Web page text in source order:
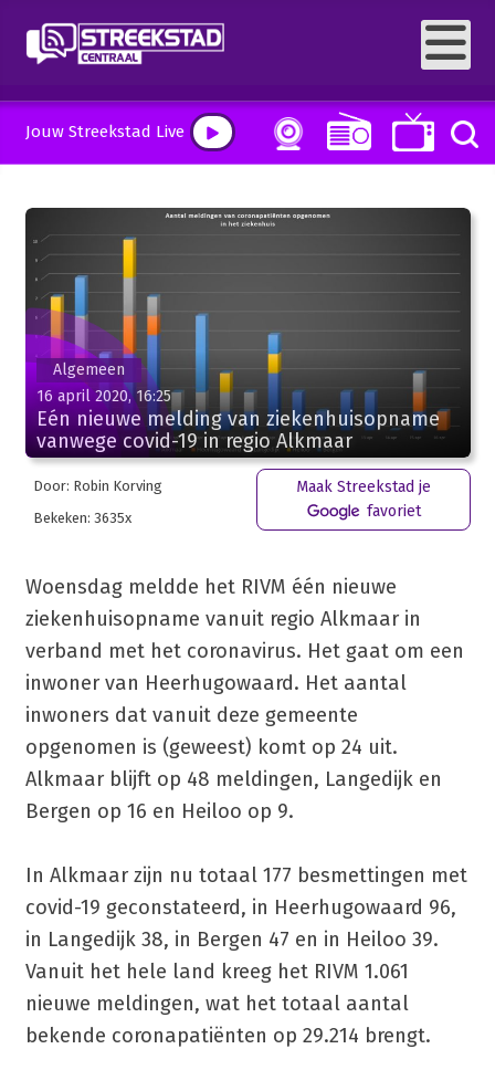
Jouw Streekstad Live
Algemeen
16 april 2020, 16:25
Eén nieuwe melding van ziekenhuisopname
vanwege covid-19 in regio Alkmaar
Door: Robin Korving
Bekeken: 3635x
Maak Streekstad je
favoriet
Woensdag meldde het RIVM één nieuwe
ziekenhuisopname vanuit regio Alkmaar in
verband met het coronavirus. Het gaat om een
inwoner van Heerhugowaard. Het aantal
inwoners dat vanuit deze gemeente
opgenomen is (geweest) komt op 24 uit.
Alkmaar blijft op 48 meldingen, Langedijk en
Bergen op 16 en Heiloo op 9.
In Alkmaar zijn nu totaal 177 besmettingen met
covid-19 geconstateerd, in Heerhugowaard 96,
in Langedijk 38, in Bergen 47 en in Heiloo 39.
Vanuit het hele land kreeg het RIVM 1.061
nieuwe meldingen, wat het totaal aantal
bekende coronapatiënten op 29.214 brengt.